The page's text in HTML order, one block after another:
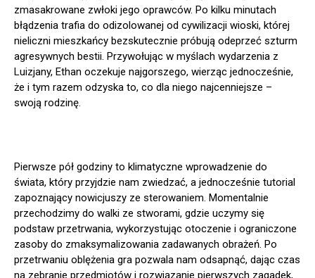
zmasakrowane zwłoki jego oprawców. Po kilku minutach
błądzenia trafia do odizolowanej od cywilizacji wioski, której
nieliczni mieszkańcy bezskutecznie próbują odeprzeć szturm
agresywnych bestii. Przywołując w myślach wydarzenia z
Luizjany, Ethan oczekuje najgorszego, wierząc jednocześnie,
że i tym razem odzyska to, co dla niego najcenniejsze –
swoją rodzinę.
Pierwsze pół godziny to klimatyczne wprowadzenie do
świata, który przyjdzie nam zwiedzać, a jednocześnie tutorial
zapoznający nowicjuszy ze sterowaniem. Momentalnie
przechodzimy do walki ze stworami, gdzie uczymy się
podstaw przetrwania, wykorzystując otoczenie i ograniczone
zasoby do zmaksymalizowania zadawanych obrażeń. Po
przetrwaniu oblężenia gra pozwala nam odsapnąć, dając czas
na zebranie przedmiotów i rozwiązanie pierwszych zagadek,